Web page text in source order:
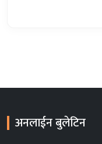
अनलाईन बुलेटिन